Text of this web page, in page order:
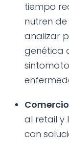
tiempo
nutren
analizar
genética
Comercio
al retail y
con